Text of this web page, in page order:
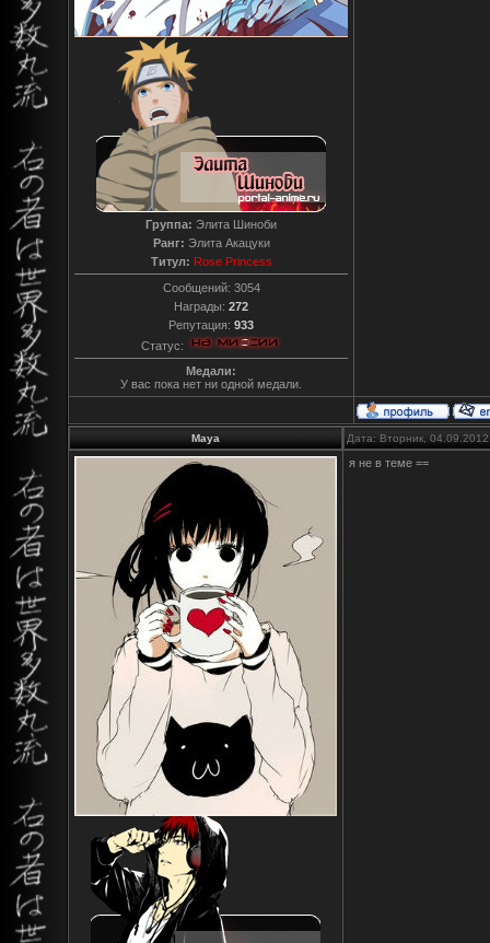
Группа: Элита Шиноби
Ранг: Элита Акацуки
Титул: Rose Princess
Сообщений: 3054
Награды: 272
Репутация: 933
Статус:
Медали:
У вас пока нет ни одной медали.
Maya Дата: Вторник,
я не в теме ==